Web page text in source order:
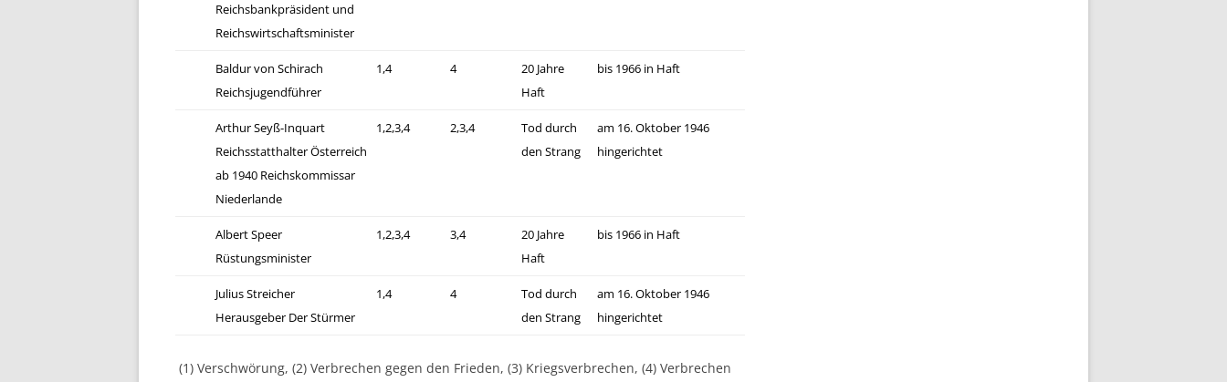
Reichsbankpräsident und
Reichswirtschaftsminister
Baldur von Schirach
Reichsjugendführer
1,4 4
20 Jahre
Haft
bis 1966 in Haft
Arthur Seyß-Inquart
Reichsstatthalter Österreich
ab 1940 Reichskommissar
Niederlande
1,2,3,4 2,3,4
Tod durch
den Strang
am 16. Oktober 1946
hingerichtet
Albert Speer
Rüstungsminister
1,2,3,4 3,4
20 Jahre
Haft
bis 1966 in Haft
Julius Streicher
Herausgeber Der Stürmer
1,4 4
Tod durch
den Strang
am 16. Oktober 1946
hingerichtet
(1) Verschwörung, (2) Verbrechen gegen den Frieden, (3) Kriegsverbrechen, (4) Verbrechen